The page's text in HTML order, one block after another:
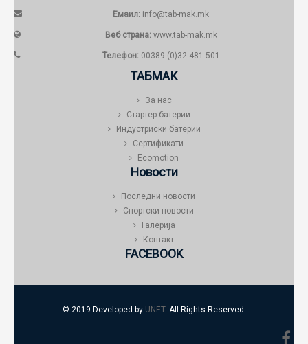
Емаил: info@tab-mak.mk
Веб страна: www.tab-mak.mk
Телефон:00389 (0)32 481 501
ТАБМАК
За нас
Стартер батерии
Индустриски батерии
Сертификати
Ecomotion
Новости
Последни новости
Спортски новости
Галерија
Контакт
FACEBOOK
© 2019 Developed by UNET. All Rights Reserved.